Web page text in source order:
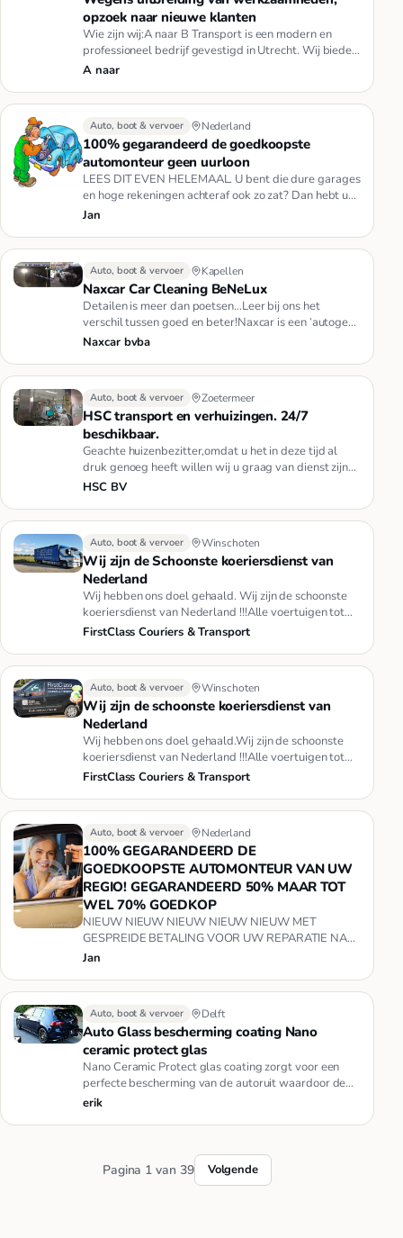
opzoek naar nieuwe klanten
Wie zijn wij:A naar B Transport is een modern en
professioneel bedrijf gevestigd in Utrecht. Wij bieden
naast sneltransp…
A naar
Auto, boot & vervoer Nederland
100% gegarandeerd de goedkoopste
automonteur geen uurloon
LEES DIT EVEN HELEMAAL. U bent die dure garages
en hoge rekeningen achteraf ook zo zat? Dan hebt u
nu het goedkoopste ad…
Jan
Auto, boot & vervoer Kapellen
Naxcar Car Cleaning BeNeLux
Detailen is meer dan poetsen…Leer bij ons het
verschil tussen goed en beter!Naxcar is een ‘autogek’
familiebedrijf, onts…
Naxcar bvba
Auto, boot & vervoer Zoetermeer
HSC transport en verhuizingen. 24/7
beschikbaar.
Geachte huizenbezitter,omdat u het in deze tijd al
druk genoeg heeft willen wij u graag van dienst zijn
met het verkoop …
HSC BV
Auto, boot & vervoer Winschoten
Wij zijn de Schoonste koeriersdienst van
Nederland
Wij hebben ons doel gehaald. Wij zijn de schoonste
koeriersdienst van Nederland !!!Alle voertuigen tot
3500 kg GVW, 9 di…
FirstClass Couriers & Transport
Auto, boot & vervoer Winschoten
Wij zijn de schoonste koeriersdienst van
Nederland
Wij hebben ons doel gehaald.Wij zijn de schoonste
koeriersdienst van Nederland !!!Alle voertuigen tot
3500 kg GVW, 9 div…
FirstClass Couriers & Transport
Auto, boot & vervoer Nederland
100% GEGARANDEERD DE
GOEDKOOPSTE AUTOMONTEUR VAN UW
REGIO! GEGARANDEERD 50% MAAR TOT
WEL 70% GOEDKOP
NIEUW NIEUW NIEUW NIEUW NIEUW MET
GESPREIDE BETALING VOOR UW REPARATIE NA
OVERLEG MOGELIJK...(voor aanvang van de repara…
Jan
Auto, boot & vervoer Delft
Auto Glass bescherming coating Nano
ceramic protect glas
Nano Ceramic Protect glas coating zorgt voor een
perfecte bescherming van de autoruit waardoor de
zichtbaarheid voor de …
erik
Pagina 1 van 39 Volgende